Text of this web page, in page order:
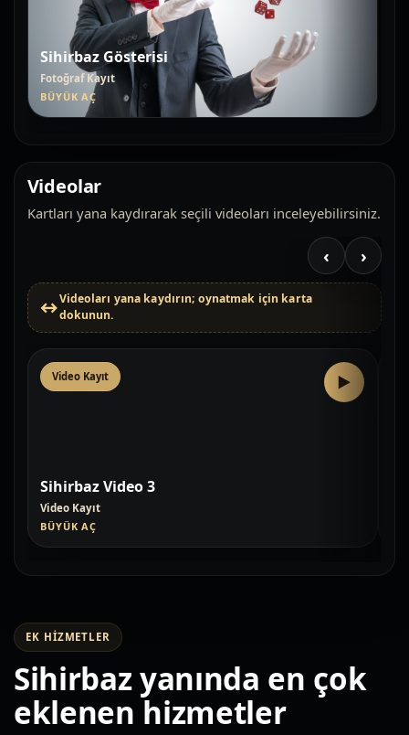
Sihirbaz Gösterisi
Fotoğraf Kayıt
BÜYÜK AÇ
Videolar
Kartları yana kaydırarak seçili videoları inceleyebilirsiniz.
‹ ›
Videoları yana kaydırın; oynatmak için karta
dokunun.
Video Kayıt ▶
Sihirbaz Video 3
Video Kayıt
BÜYÜK AÇ
EK HIZMETLER
Sihirbaz yanında en çok
eklenen hizmetler